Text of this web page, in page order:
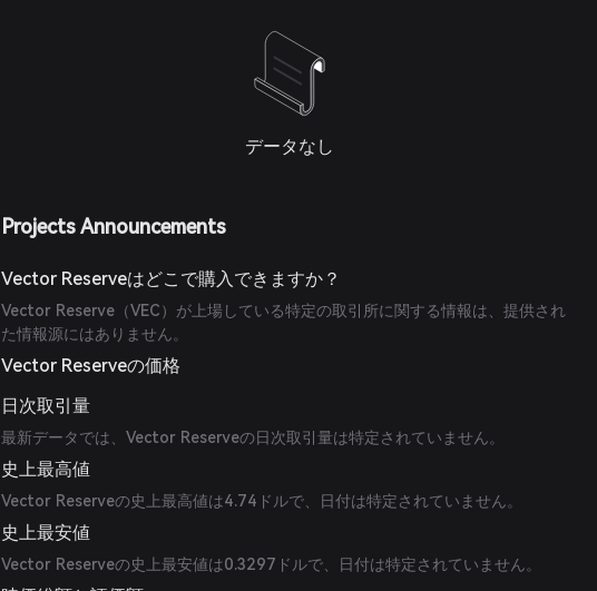
データなし
Projects Announcements
Vector Reserveはどこで購入できますか？
Vector Reserve（VEC）が上場している特定の取引所に関する情報は、提供され
た情報源にはありません。
Vector Reserveの価格
日次取引量
最新データでは、Vector Reserveの日次取引量は特定されていません。
史上最高値
Vector Reserveの史上最高値は4.74ドルで、日付は特定されていません。
史上最安値
Vector Reserveの史上最安値は0.3297ドルで、日付は特定されていません。